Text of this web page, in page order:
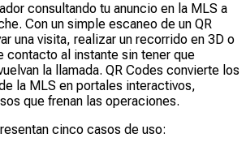
consultando tu anuncio en la MLS a
Con un simple escaneo de un QR
una visita, realizar un recorrido en 3D o
contacto al instante sin tener que
la llamada. QR Codes convierte los
la MLS en portales interactivos,
que frenan las operaciones.
cinco casos de uso: